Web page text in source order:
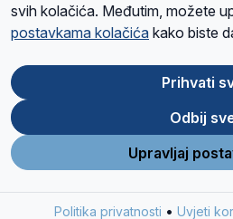
O namaRadio ProgramVolonteri
Ova stranica je zaštićena
Store
Google
Play
svih kolačića. Međutim, možete
postavkama kolačića kako biste
Prihvati
Odbij
Upravljaj
Politika privatnosti • Uvjeti